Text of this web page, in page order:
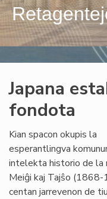
Japana
fondota
Kian spacon okupis la
esperantlingva
intelekta historio de la
Meiĝi kaj Tajŝo (1868-
centan jarrevenon de